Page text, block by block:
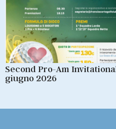
Second Pro-Am
giugno 2026